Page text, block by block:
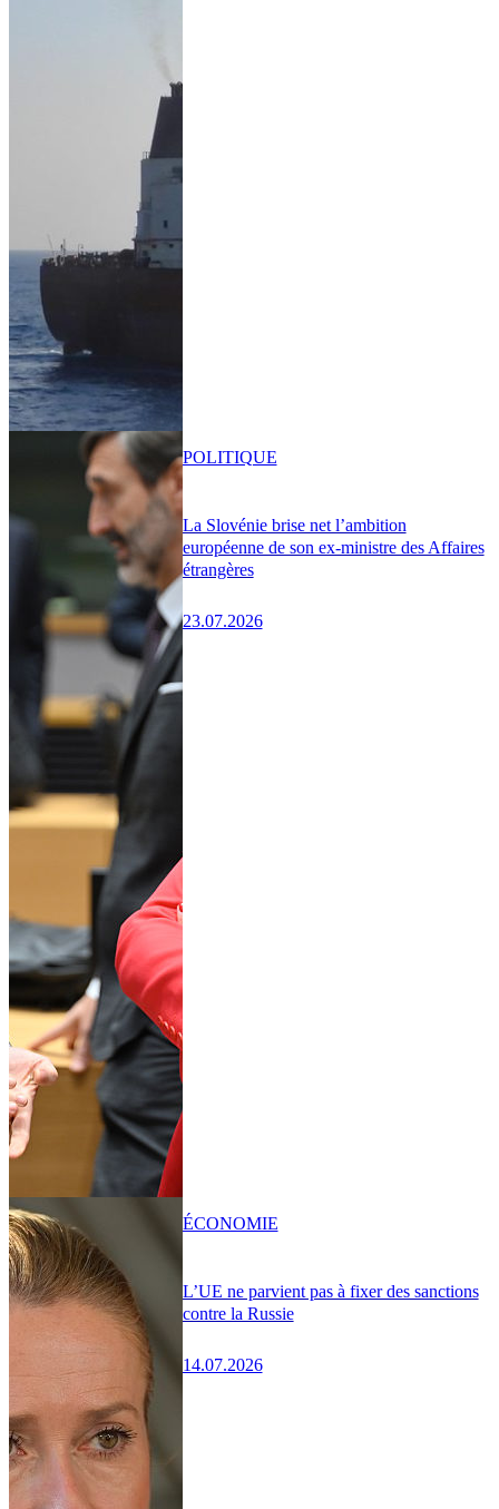
La Slovénie brise net l’ambition
européenne de son ex-ministre des Affaires
étrangères
23.07.2026
POLITIQUE
L’UE ne parvient pas à fixer des sanctions
contre la Russie
14.07.2026
ÉCONOMIE